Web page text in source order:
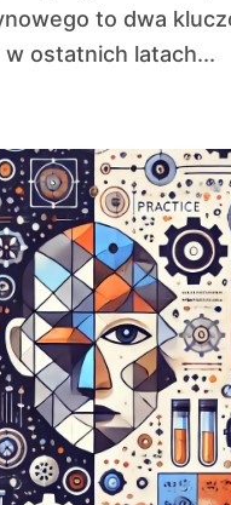
to dwa
ostatnich latach...